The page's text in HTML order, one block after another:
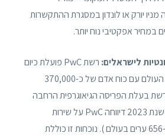
יורק או לונדון במסגרת ההתקשרות
לישראלים: רשת PwC פועלת כיום
ברחבי העולם עם כוח אדם של כ-370,000
בעלת הפריסה הגיאוגרפית הרחבה
ביותר (לשם השוואה, בשנת 2023 דיווחה PwC על שירות
לכ-180,000 לקוחות ב-656 ערים בעולם ). נוכחות זו כוללת